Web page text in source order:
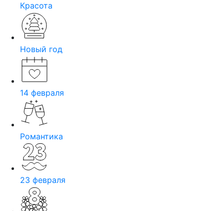
Красота
Новый год
14 февраля
Романтика
23 февраля